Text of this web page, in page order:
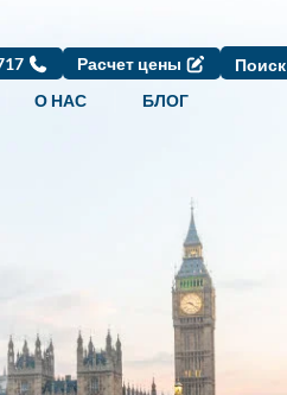
Расчет цены Поиск
О НАС БЛОГ